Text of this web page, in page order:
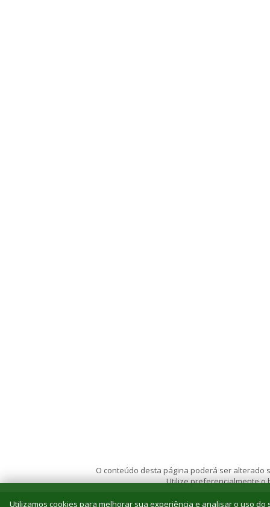
O conteúdo desta página poderá ser alterado
Utilize preferencialmente
Utilizamos cookies para melhorar sua experiência e analisar o uso do